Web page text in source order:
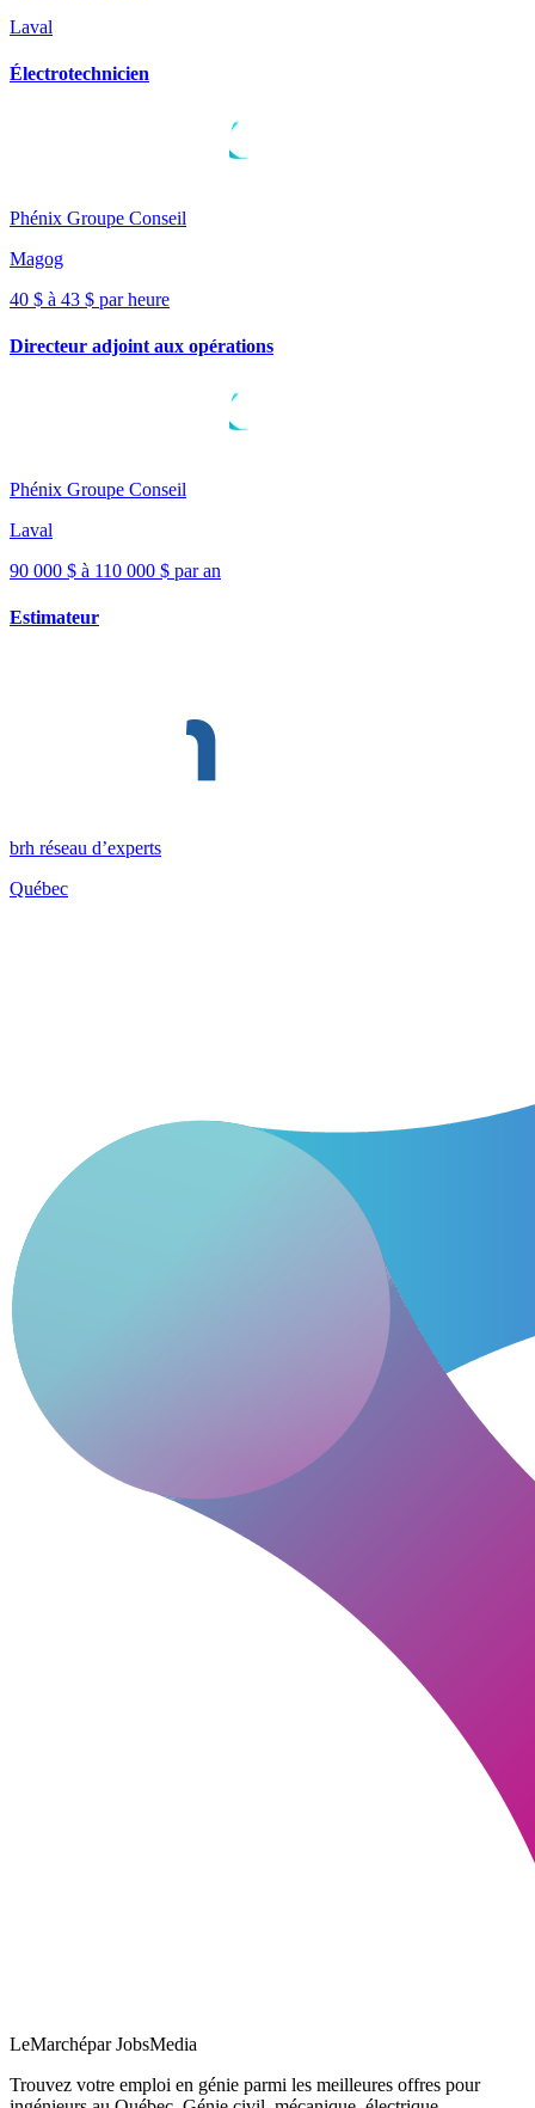
Laval
Électrotechnicien
Phénix Groupe Conseil
Magog
40 $ à 43 $ par heure
Directeur adjoint aux opérations
Phénix Groupe Conseil
Laval
90 000 $ à 110 000 $ par an
Estimateur
brh réseau d’experts
Québec
LeMarchépar JobsMedia
Trouvez votre emploi en génie parmi les meilleures offres pour